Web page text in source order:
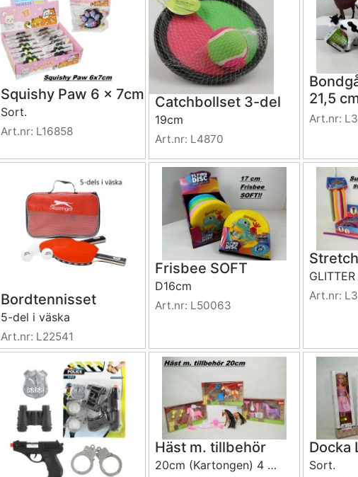
Squishy Paw 6 x 7cm
Sort.
Art.nr: L16858
Catchbollset 3-del
19cm
Art.nr: L4870
21,5
Art.nr:
Bordtennisset
5-del i väska
Art.nr: L22541
Frisbee SOFT
D16cm
Art.nr: L50063
Art.nr:
Häst m. tillbehör
20cm (Kartongen) 4 olika sort.
Docka
Sort.